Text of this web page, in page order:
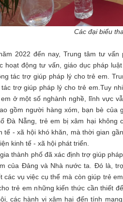
Các đại biểu
2022 đến nay, Trung tâm tư
hoạt động tư vấn, giáo dục pháp
tác trợ giúp pháp lý cho trẻ em.
trợ giúp pháp lý cho trẻ em.Tuy
ở một số nghành nghề, lĩnh vực
gồm người hàng xóm, bạn bè
Đà Nẵng, trẻ em bị xâm hại không
tế - xã hội khó khăn, mà thời gian
kinh tế - xã hội phát triển.
thành phố đã xác định trợ giúp
của Đảng và Nhà nước ta. Đó là,
các vụ việc cụ thể mà còn giúp trẻ
trẻ em những kiến thức cần thiết
các hành vi xâm hại đến tính